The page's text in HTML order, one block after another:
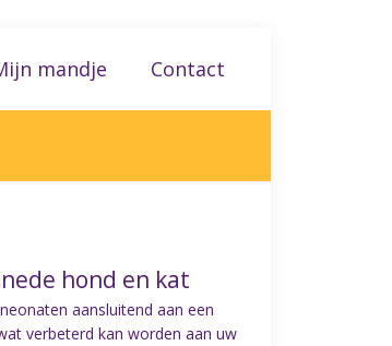
mandje Contact
hond en kat
aansluitend aan een
verbeterd kan worden aan uw